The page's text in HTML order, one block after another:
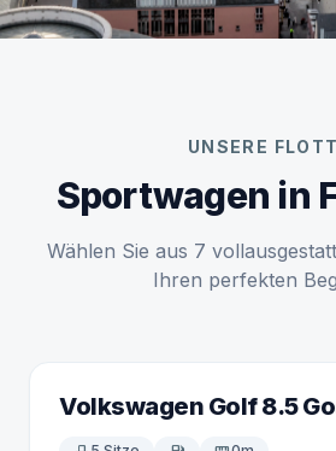
UNSERE
Sportwagen in
Wählen Sie aus 7
Ihren perfekten
Volkswagen Golf 8.5